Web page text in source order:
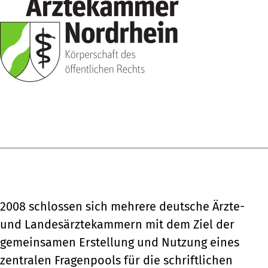
2008 schlossen sich mehrere deutsche Ärzte-
und Landesärztekammern mit dem Ziel der
gemeinsamen Erstellung und Nutzung eines
zentralen Fragenpools für die schriftlichen